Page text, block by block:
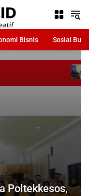
Bisnis Sosial
Duta GENRE
Hadirkan
Poltekkesos,